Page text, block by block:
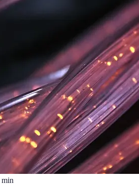
min